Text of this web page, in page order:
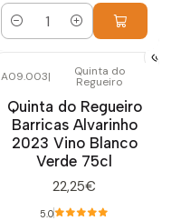
Cantidad
A09.003| Quinta do
Regueiro
Quinta do Regueiro
Barricas Alvarinho
2023 Vino Blanco
Verde 75cl
22,25€
5.0